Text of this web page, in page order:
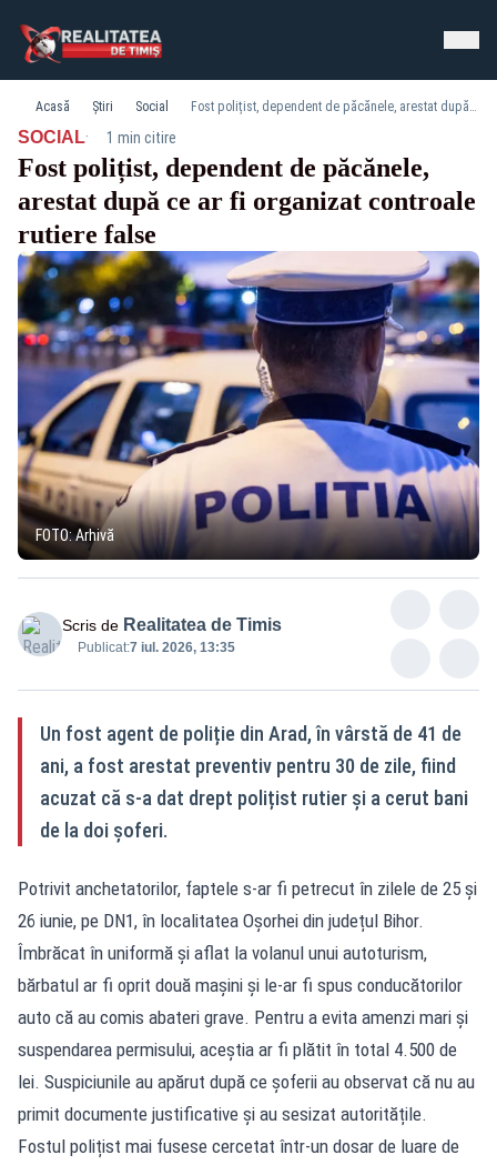
Acasă Știri Social Fost polițist, dependent de păcănele, arestat după ce ar fi organizat controale rutiere false
SOCIAL· 1 min citire
Fost polițist, dependent de păcănele,
arestat după ce ar fi organizat controale
rutiere false
FOTO: Arhivă
Scris de Realitatea de Timis
Publicat:7 iul. 2026, 13:35
Un fost agent de poliție din Arad, în vârstă de 41 de
ani, a fost arestat preventiv pentru 30 de zile, fiind
acuzat că s-a dat drept polițist rutier și a cerut bani
de la doi șoferi.
Potrivit anchetatorilor, faptele s-ar fi petrecut în zilele de 25 și
26 iunie, pe DN1, în localitatea Oșorhei din județul Bihor.
Îmbrăcat în uniformă și aflat la volanul unui autoturism,
bărbatul ar fi oprit două mașini și le-ar fi spus conducătorilor
auto că au comis abateri grave. Pentru a evita amenzi mari și
suspendarea permisului, aceștia ar fi plătit în total 4.500 de
lei. Suspiciunile au apărut după ce șoferii au observat că nu au
primit documente justificative și au sesizat autoritățile.
Fostul polițist mai fusese cercetat într-un dosar de luare de